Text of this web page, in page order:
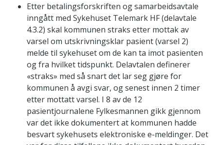
Etter betalingsforskriften og samarbeidsavtale
inngått med Sykehuset Telemark HF (delavtale
4.3.2) skal kommunen straks etter mottak av
varsel om utskrivningsklar pasient (varsel 2)
melde til sykehuset om de kan ta imot pasienten
og fra hvilket tidspunkt. Delavtalen definerer
«straks» med så snart det lar seg gjøre for
kommunen å avgi svar, og senest innen 2 timer
etter mottatt varsel. I 8 av de 12
pasientjournalene Fylkesmannen gikk gjennom
var det ikke dokumentert at kommunen hadde
besvart sykehusets elektroniske e-meldinger. Det